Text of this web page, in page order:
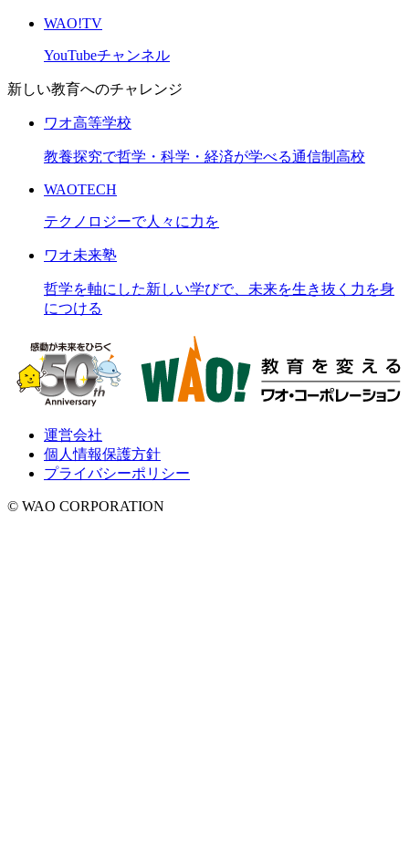
WAO!TV
YouTubeチャンネル
新しい教育へのチャレンジ
ワオ高等学校
教養探究で哲学・科学・経済が学べる通信制高校
WAOTECH
テクノロジーで人々に力を
ワオ未来塾
哲学を軸にした新しい学びで、未来を生き抜く力を身
につける
運営会社
個人情報保護方針
プライバシーポリシー
© WAO CORPORATION